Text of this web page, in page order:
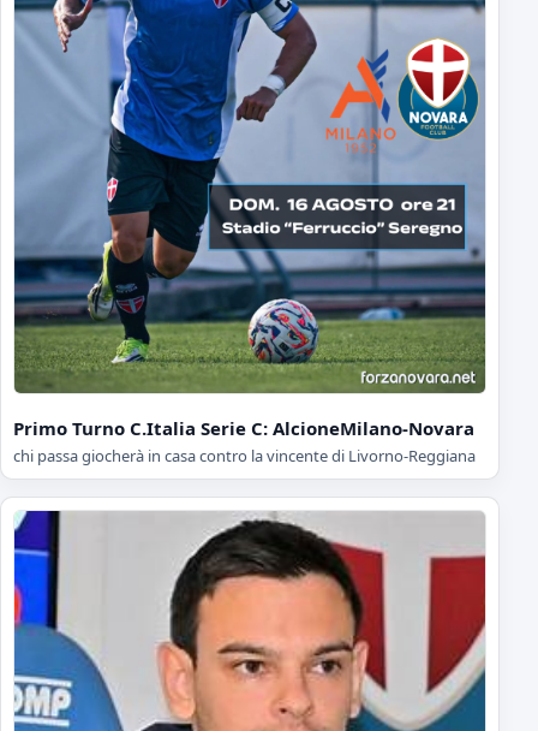
Primo Turno C.Italia Serie C: AlcioneMilano-Novara
chi passa giocherà in casa contro la vincente di Livorno-Reggiana